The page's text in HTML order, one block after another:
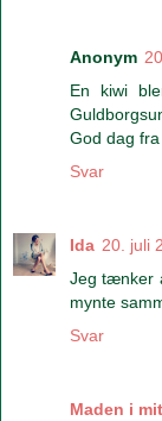
Anonym
En kiwi
God dag
Svar
Ida 20. juli
Jeg tænker
mynte
Svar
Maden i